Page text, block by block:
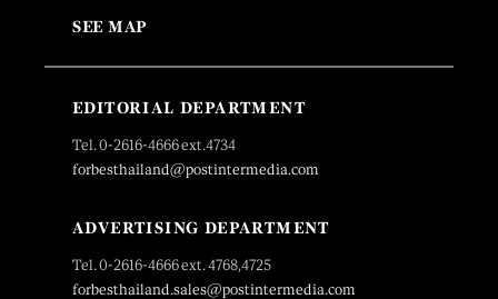
SEE MAP
EDITORIAL DEPARTMENT
Tel. 0-2616-4666 ext.4734
forbesthailand@postintermedia.com
ADVERTISING DEPARTMENT
Tel. 0-2616-4666 ext. 4768,4725
forbesthailand.sales@postintermedia.com